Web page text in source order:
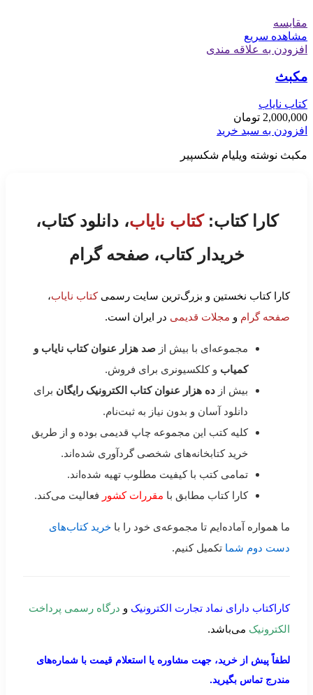
مقایسه
مشاهده سریع
افزودن به علاقه مندی
مکبث
کتاب نایاب
2,000,000 تومان
افزودن به سبد خرید
مکبث نوشته ویلیام شکسپیر
کارا کتاب:کتاب نایاب، دانلود کتاب،
خریدار کتاب، صفحه گرام
کارا کتاب نخستین و بزرگ‌ترین سایت رسمیکتاب نایاب،
صفحه گرام و مجلات قدیمی در ایران است.
مجموعه‌ای با بیش از صد هزار عنوان کتاب نایاب و
کمیاب و کلکسیونری برای فروش.
بیش از ده هزار عنوان کتاب الکترونیک رایگان برای
دانلود آسان و بدون نیاز به ثبت‌نام.
کلیه کتب این مجموعه چاپ قدیمی بوده و از طریق
خرید کتابخانه‌های شخصی گردآوری شده‌اند.
تمامی کتب با کیفیت مطلوب تهیه شده‌اند.
کارا کتاب مطابق با مقررات کشور فعالیت می‌کند.
ما همواره آماده‌ایم تا مجموعه‌ی خود را با خرید کتاب‌های
دست دوم شما تکمیل کنیم.
کاراکتاب دارای نماد تجارت الکترونیک و درگاه رسمی پرداخت
الکترونیک می‌باشد.
لطفاً پیش از خرید، جهت مشاوره یا استعلام قیمت با شماره‌های
مندرج تماس بگیرید.